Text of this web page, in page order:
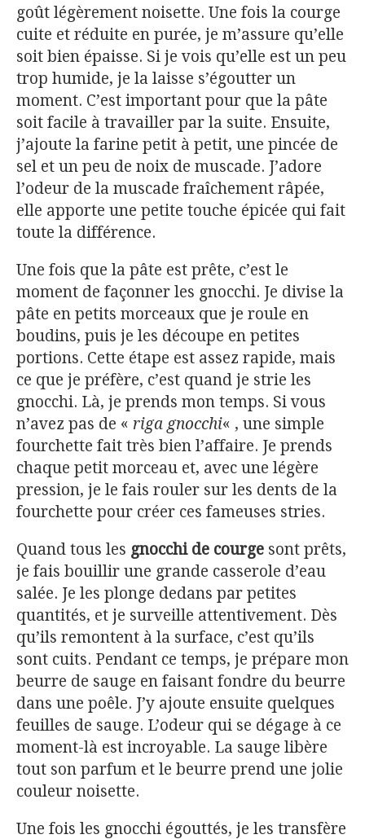
goût légèrement noisette. Une fois la courge
cuite et réduite en purée, je m’assure qu’elle
soit bien épaisse. Si je vois qu’elle est un peu
trop humide, je la laisse s’égoutter un
moment. C’est important pour que la pâte
soit facile à travailler par la suite. Ensuite,
j’ajoute la farine petit à petit, une pincée de
sel et un peu de noix de muscade. J’adore
l’odeur de la muscade fraîchement râpée,
elle apporte une petite touche épicée qui fait
toute la différence.
Une fois que la pâte est prête, c’est le
moment de façonner les gnocchi. Je divise la
pâte en petits morceaux que je roule en
boudins, puis je les découpe en petites
portions. Cette étape est assez rapide, mais
ce que je préfère, c’est quand je strie les
gnocchi. Là, je prends mon temps. Si vous
n’avez pas de « riga gnocchi« , une simple
fourchette fait très bien l’affaire. Je prends
chaque petit morceau et, avec une légère
pression, je le fais rouler sur les dents de la
fourchette pour créer ces fameuses stries.
Quand tous les gnocchi de courge sont prêts,
je fais bouillir une grande casserole d’eau
salée. Je les plonge dedans par petites
quantités, et je surveille attentivement. Dès
qu’ils remontent à la surface, c’est qu’ils
sont cuits. Pendant ce temps, je prépare mon
beurre de sauge en faisant fondre du beurre
dans une poêle. J’y ajoute ensuite quelques
feuilles de sauge. L’odeur qui se dégage à ce
moment-là est incroyable. La sauge libère
tout son parfum et le beurre prend une jolie
couleur noisette.
Une fois les gnocchi égouttés, je les transfère